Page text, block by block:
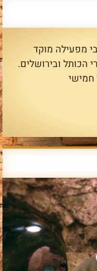
מפעילה מוקד
הכותל ובירושלים.
חמישי